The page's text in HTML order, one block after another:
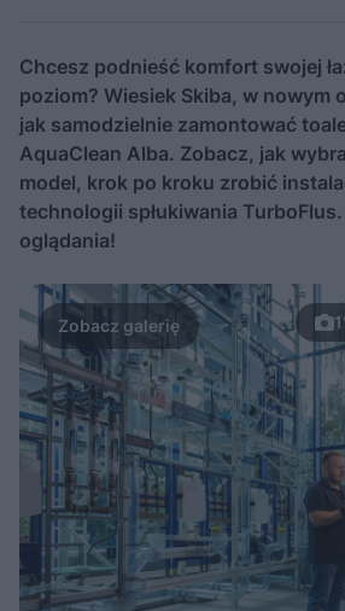
Chcesz podnieść komfort swojej
poziom? Wiesiek Skiba, w nowym
jak samodzielnie zamontować
AquaClean Alba. Zobacz, jak
model, krok po kroku zrobić
technologii spłukiwania
oglądania!